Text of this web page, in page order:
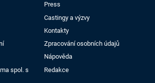
Press
Castingy a výzvy
Kontakty
Zpracování osobních údajů
Nápověda
spol. s
Redakce